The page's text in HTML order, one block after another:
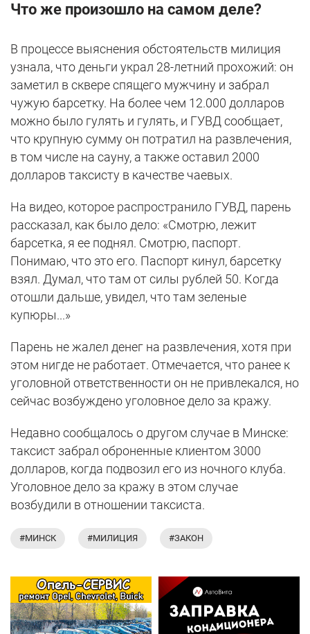
Что же произошло на самом деле?
В процессе выяснения обстоятельств милиция
узнала, что деньги украл 28-летний прохожий: он
заметил в сквере спящего мужчину и забрал
чужую барсетку. На более чем 12.000 долларов
можно было гулять и гулять, и ГУВД сообщает,
что крупную сумму он потратил на развлечения,
в том числе на сауну, а также оставил 2000
долларов таксисту в качестве чаевых.
На видео, которое распространило ГУВД, парень
рассказал, как было дело: «Смотрю, лежит
барсетка, я ее поднял. Смотрю, паспорт.
Понимаю, что это его. Паспорт кинул, барсетку
взял. Думал, что там от силы рублей 50. Когда
отошли дальше, увидел, что там зеленые
купюры...»
Парень не жалел денег на развлечения, хотя при
этом нигде не работает. Отмечается, что ранее к
уголовной ответственности он не привлекался, но
сейчас возбуждено уголовное дело за кражу.
Недавно сообщалось о другом случае в Минске:
таксист забрал оброненные клиентом 3000
долларов, когда подвозил его из ночного клуба.
Уголовное дело за кражу в этом случае
возбудили в отношении таксиста.
#МИНСК #МИЛИЦИЯ #ЗАКОН